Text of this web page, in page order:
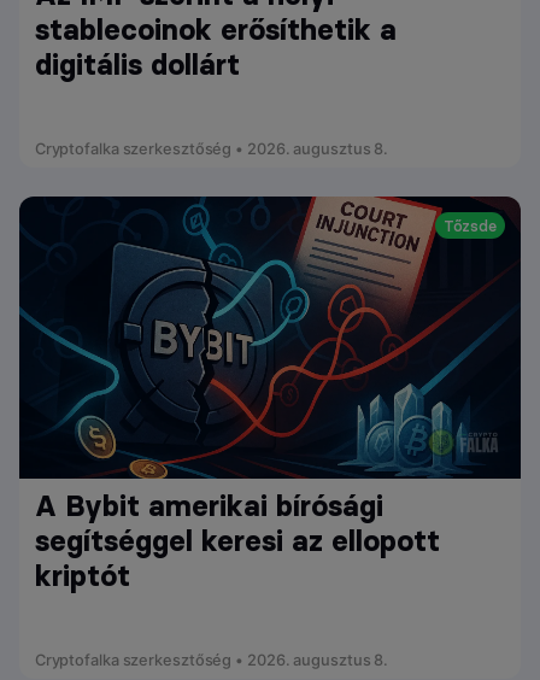
stablecoinok erősíthetik a
digitális dollárt
Cryptofalka szerkesztőség • 2026. augusztus 8.
Tőzsde
A Bybit amerikai bírósági
segítséggel keresi az ellopott
kriptót
Cryptofalka szerkesztőség • 2026. augusztus 8.